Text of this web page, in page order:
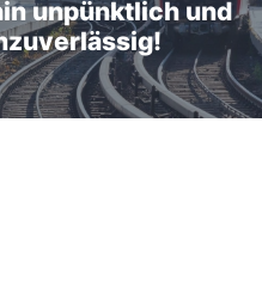
unpünktlich und